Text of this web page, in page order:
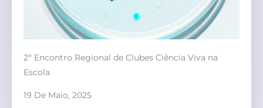
2º Encontro Regional de Clubes Ciência Viva na
Escola
19 De Maio, 2025